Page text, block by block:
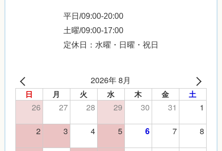
平日/09:00-20:00
土曜/09:00-17:00
定休日：水曜・日曜・祝日
2026年 8月
日 月 火 水 木 金 土
26 27 28 29 30 31
1
2
3 4 5 6 7
8